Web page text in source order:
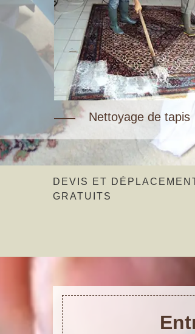
Nettoyage de tapis
DEVIS ET
GRATUITS